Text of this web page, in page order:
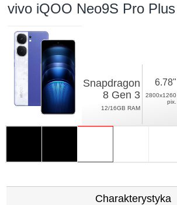
vivo iQOO Neo9S Pro Plus
Snapdragon
8 Gen 3
12/16GB RAM
6.78"
2800x1260
pix.
Charakterystyka